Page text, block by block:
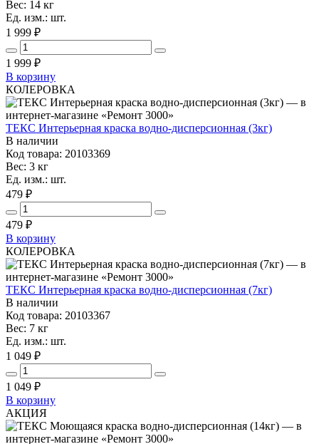
Вес: 14 кг
Ед. изм.: шт.
1 999 ₽
1 999 ₽
В корзину
КОЛЕРОВКА
ТЕКС Интерьерная краска водно-дисперсионная (3кг)
В наличии
Код товара: 20103369
Вес: 3 кг
Ед. изм.: шт.
479 ₽
479 ₽
В корзину
КОЛЕРОВКА
ТЕКС Интерьерная краска водно-дисперсионная (7кг)
В наличии
Код товара: 20103367
Вес: 7 кг
Ед. изм.: шт.
1 049 ₽
1 049 ₽
В корзину
АКЦИЯ